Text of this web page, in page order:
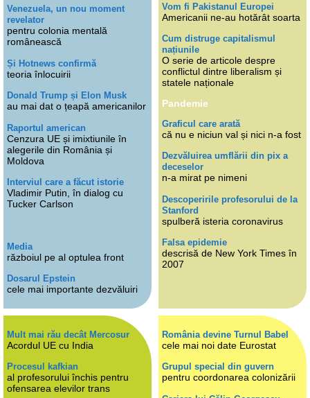
Venezuela, un nou moment
revelator
pentru colonia mentală
românească
Și Hotnews confirmă
teoria înlocuirii
Donald Trump și Elon Musk
au mai dat o țeapă americanilor
Raportul american
Cenzura UE și imixtiunile în
alegerile din România și
Moldova
Interviul care a făcut istorie
Vladimir Putin, în dialog cu
Tucker Carlson
Media
războiul pe al optulea front
Dosarul Epstein
cele mai importante dezvăluiri
Vom fi Pakistanul Europei
Americanii ne-au hotărât soarta
Cum distruge capitalismul
națiunile
O serie de articole despre
conflictul dintre liberalism și
statele naționale
Pandemie
Graficul care arată
că nu e niciun val și nici n-a fost
Dezvăluirea umflării din pix a
deceselor
n-a mirat pe nimeni
Descoperirile profesorului de la
Stanford
spulberă isteria coronavirus
Falsa epidemie
descrisă de New York Times în
2007
Mult mai rău decât Mercosur
Acordul UE cu India
Procesul kafkian
al profesorului închis pentru
ofensarea elevilor trans
România devine Turnul Babel
cele mai noi date Eurostat
Grupul special din guvern
pentru coordonarea colonizării